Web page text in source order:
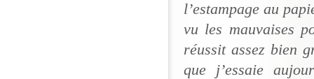
l’estampage au
vu les mauvaises
réussit assez bien
que j’essaie